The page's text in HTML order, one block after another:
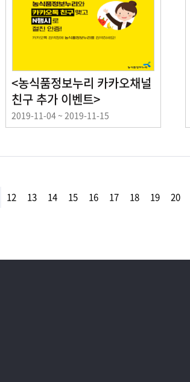
<농식품정보누리 카카오채널
친구 추가 이벤트>
이
벤
2019-11-04 ~ 2019-11-15
12 13 14 15 16 17 18 19 20